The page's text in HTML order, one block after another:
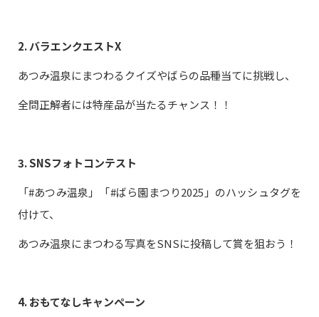
2. バラエンクエストX
あつみ温泉にまつわるクイズやばらの品種当てに挑戦し、
全問正解者には特産品が当たるチャンス！！
3. SNSフォトコンテスト
「#あつみ温泉」「#ばら園まつり2025」のハッシュタグを
付けて、
あつみ温泉にまつわる写真をSNSに投稿して賞を狙おう！
4. おもてなしキャンペーン